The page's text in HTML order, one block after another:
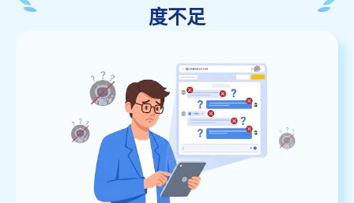
度不足